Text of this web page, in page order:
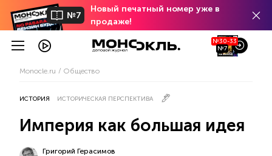
№7
Новый печатный номер уже в
продаже!
№30-33
№7
Monocle.ru Общество
ИСТОРИЯ ИСТОРИЧЕСКАЯ ПЕРСПЕКТИВА
Империя как большая идея
Григорий Герасимов